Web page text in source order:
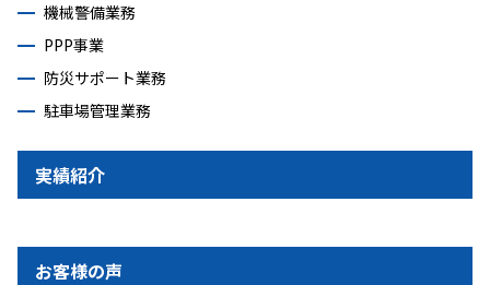
機械警備業務
PPP事業
防災サポート業務
駐車場管理業務
実績紹介
お客様の声